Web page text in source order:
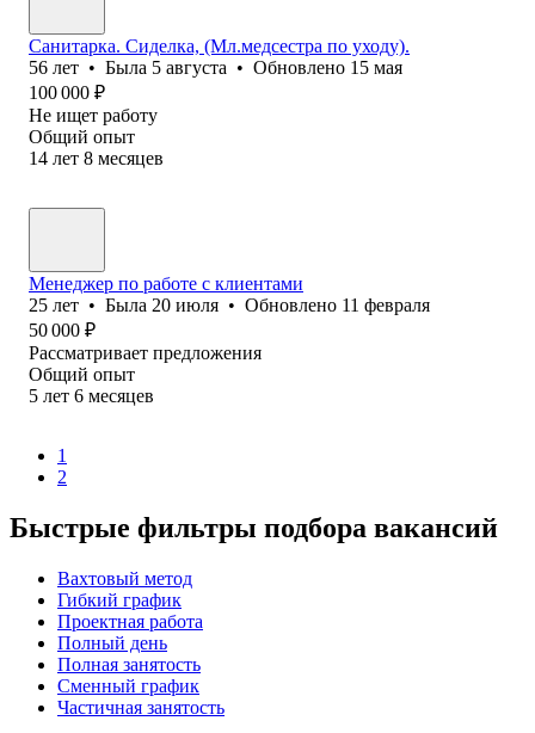
Санитарка. Сиделка, (Мл.медсестра по уходу).
56 лет • Была 5 августа • Обновлено 15 мая
100 000 ₽
Не ищет работу
Общий опыт
14 лет 8 месяцев
Менеджер по работе с клиентами
25 лет • Была 20 июля • Обновлено 11 февраля
50 000 ₽
Рассматривает предложения
Общий опыт
5 лет 6 месяцев
1
2
Быстрые фильтры подбора вакансий
Вахтовый метод
Гибкий график
Проектная работа
Полный день
Полная занятость
Сменный график
Частичная занятость